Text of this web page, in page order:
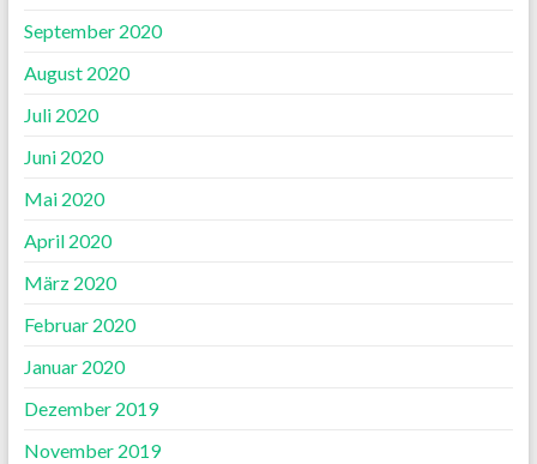
September 2020
August 2020
Juli 2020
Juni 2020
Mai 2020
April 2020
März 2020
Februar 2020
Januar 2020
Dezember 2019
November 2019